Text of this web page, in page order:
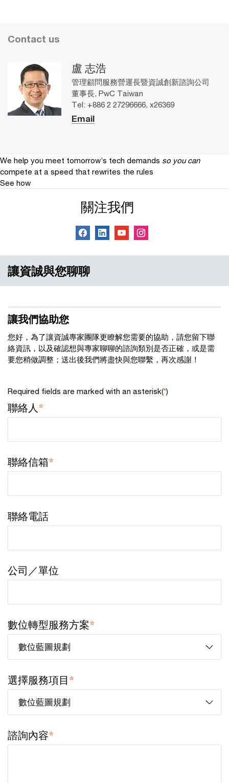
Contact us
盧 志浩
管理顧問服務營運長暨資誠創新諮詢公司
董事長, PwC Taiwan
Tel: +886 2 27296666, x26369
Email
We help you meet tomorrow’s tech demands so you can
compete at a speed that rewrites the rules
See how
關注我們
讓資誠與您聊聊
讓我們協助您
您好，為了讓資誠專家團隊更瞭解您需要的協助，請您留下聯
絡資訊，以及確認想與專家聊聊的諮詢類別是否正確，或是需
要您稍做調整；送出後我們將盡快與您聯繫，再次感謝！
Required fields are marked with an asterisk(*)
聯絡人*
聯絡信箱*
聯絡電話
公司／單位
數位轉型服務方案*
選擇服務項目*
諮詢內容*